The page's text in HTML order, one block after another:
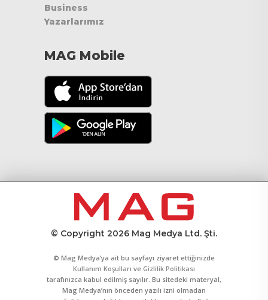
Business
Yazarlarımız
MAG Mobile
© Copyright 2026 Mag Medya Ltd. Şti.
© Mag Medya’ya ait bu sayfayı ziyaret ettiğinizde
Kullanım Koşulları ve Gizlilik Politikası
tarafınızca kabul edilmiş sayılır. Bu sitedeki materyal,
Mag Medya’nın önceden yazılı izni olmadan